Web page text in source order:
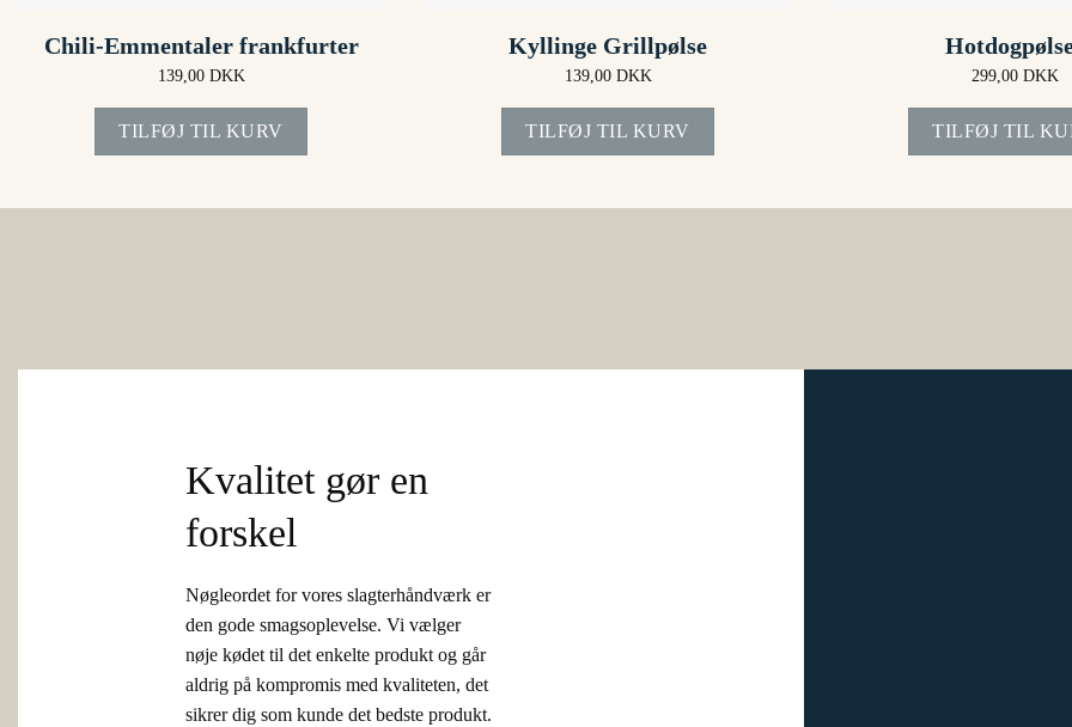
Chili-Emmentaler frankfurter
139,00 DKK
TILFØJ TIL KURV
Kyllinge Grillpølse
139,00 DKK
TILFØJ TIL KURV
299,00 DKK
TILFØJ TIL
Kvalitet gør en
forskel
Nøgleordet for vores slagterhåndværk er
den gode smagsoplevelse. Vi vælger
nøje kødet til det enkelte produkt og går
aldrig på kompromis med kvaliteten, det
sikrer dig som kunde det bedste produkt.